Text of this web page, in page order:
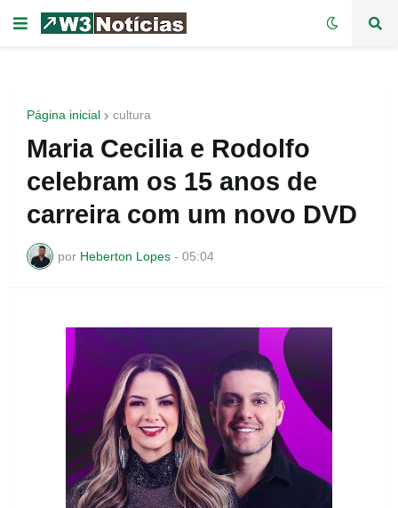
Página inicial cultura
Maria Cecilia e Rodolfo
celebram os 15 anos de
carreira com um novo DVD
por Heberton Lopes - 05:04